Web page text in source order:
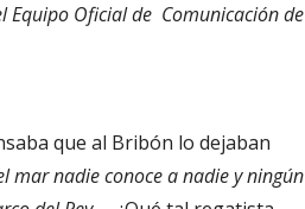
Equipo Oficial de Comunicación de
que al Bribón lo dejaban
mar nadie conoce a nadie y ningún